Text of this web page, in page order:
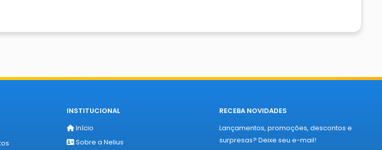
INSTITUCIONAL
Início
Sobre a Nelius
RECEBA NOVIDADES
Lançamentos, promoções, descontos e
surpresas? Deixe seu e-mail!